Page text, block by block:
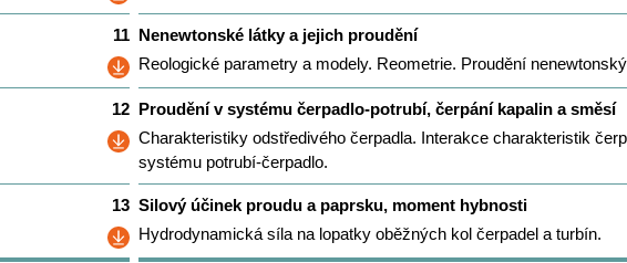
11 Nenewtonské látky a jejich proudění
Reologické parametry a modely. Reometrie. Proudění
12 Proudění v systému čerpadlo-potrubí, čerpání kapalin a směsí
Charakteristiky odstředivého čerpadla. Interakce charakteristik
systému potrubí-čerpadlo.
13 Silový účinek proudu a paprsku, moment hybnosti
Hydrodynamická síla na lopatky oběžných kol čerpadel a turbín.